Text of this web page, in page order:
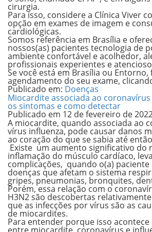
cirurgia.
Para isso, considere a Clínica Viver
opção em exames de imagem e
cardiológicas.
Somos referência em Brasília e
nossos(as) pacientes tecnologia de
ambiente confortável e acolhedor,
profissionais experientes e
Se você está em Brasília ou Entorno,
agendamento do seu exame,
Publicado em: Doenças
Miocardite associada ao
os sintomas e como detectar
Publicado em 12 de fevereiro de
A miocardite, quando associada ao
vírus influenza, pode causar danos
ao coração do que se sabia até
Existe um aumento significativo do
inflamação do músculo cardíaco,
complicações, quando o(a) paciente
doenças que afetam o sistema
gripes, pneumonias, bronquites,
Porém, essa relação com o
H3N2 são descobertas
que as infecções por vírus são as
de miocardites.
Para entender porque isso acontece